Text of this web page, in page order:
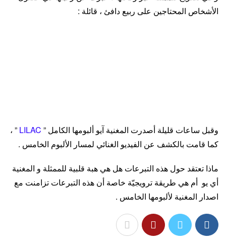
الأشخاص المحتاجين على ربيع دافئ ، قائلة :
وقبل ساعات قليلة أصدرت المغنية آيو ألبومها الكامل ” LILAC ” ،
كما قامت بالكشف عن الفيديو الغنائي لمسار الألبوم الخامس .
ماذا تعتقد حول هذه التبرعات هل هي هبة قلبية للممثلة و المغنية
أي يو أم هي طريقة ترويجيّة خاصة أن هذه التبرعات تزامنت مع
اصدار المغنية لألبومها الخامس .